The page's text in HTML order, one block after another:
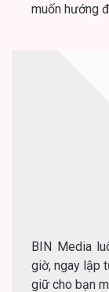
muốn hướng
BIN Media
giờ, ngay lập
giữ cho bạn